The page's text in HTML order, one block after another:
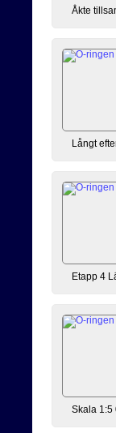
Åkte
Långt
Etapp 4
Skala 1:5